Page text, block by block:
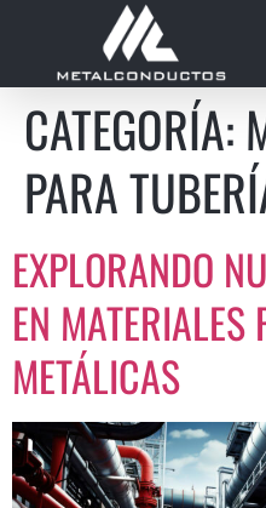
CATEGORÍA:
PARA
EXPLORANDO
EN
METÁLICAS